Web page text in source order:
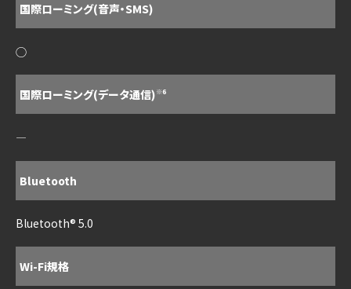
国際ローミング(音声・SMS)
◯
国際ローミング(データ通信)※6
―
Bluetooth
Bluetooth® 5.0
Wi-Fi規格